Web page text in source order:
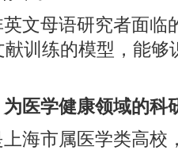
文母语研究者面临
训练的模型，能够
医学健康领域的科
上海市属医学类高